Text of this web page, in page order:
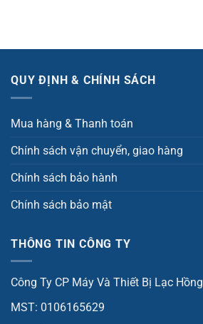
QUY ĐỊNH & CHÍNH SÁCH
Mua hàng & Thanh toán
Chính sách vận chuyển, giao hàng
Chính sách bảo hành
Chính sách bảo mật
THÔNG TIN CÔNG TY
Công Ty CP Máy Và Thiết Bị Lạc Hồng
MST: 0106165629